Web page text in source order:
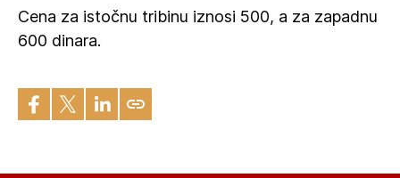
Cena za istočnu tribinu iznosi 500, a za zapadnu
600 dinara.